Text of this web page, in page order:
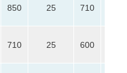
850 25 710
710 25 600